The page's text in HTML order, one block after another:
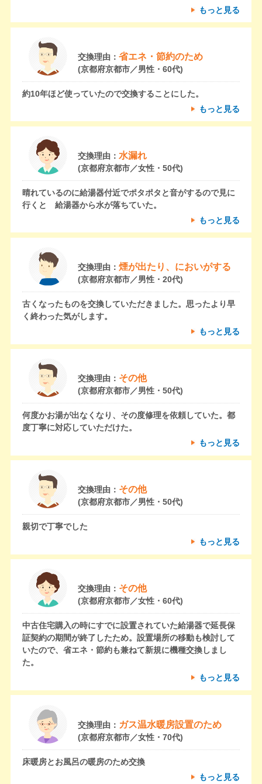
もっと見る
交換理由： 省エネ・節約のため
(京都府京都市／男性・60代)
約10年ほど使っていたので交換することにした。
もっと見る
交換理由： 水漏れ
(京都府京都市／女性・50代)
晴れているのに給湯器付近でポタポタと音がするので見に
行くと 給湯器から水が落ちていた。
もっと見る
交換理由： 煙が出たり、においがする
(京都府京都市／男性・20代)
古くなったものを交換していただきました。思ったより早
く終わった気がします。
もっと見る
交換理由： その他
(京都府京都市／男性・50代)
何度かお湯が出なくなり、その度修理を依頼していた。都
度丁寧に対応していただけた。
もっと見る
交換理由： その他
(京都府京都市／男性・50代)
親切で丁寧でした
もっと見る
交換理由： その他
(京都府京都市／女性・60代)
中古住宅購入の時にすでに設置されていた給湯器で延長保
証契約の期間が終了したため。設置場所の移動も検討して
いたので、省エネ・節約も兼ねて新規に機種交換しまし
た。
もっと見る
交換理由： ガス温水暖房設置のため
(京都府京都市／女性・70代)
床暖房とお風呂の暖房のため交換
もっと見る